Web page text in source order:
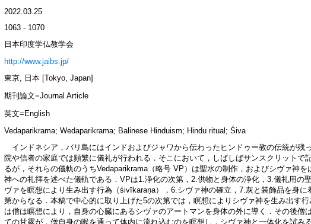
2022.03.25
1063 - 1070
日本印度学仏教学会
http://www.jaibs.jp/
東京, 日本 [Tokyo, Japan]
期刊論文=Journal Article
英文=English
Vedaparikrama; Wedaparikrama; Balinese Hinduism; Hindu ritual; Śiva
インドネシア，バリ島にはインドおよびジャワから伝わったヒンドゥー教の伝統が残
院や信者の家庭では頻繁に儀礼が行われる．そこにおいて，しばしばサンスクリットで
るが，それらの儀軌のうちVedaparikrama（略号 VP）は聖水の制作，およびシヴァ神を
神への礼拝を述べた儀軌である．VPは1.浄化の次第，2.供物と身体の浄化，3.儀礼用の
ヴァを瞑想により生み出す行為（śivīkaraṇa），6.シヴァ神の確立，7.灰と装飾品を身に
第からなる．本稿で中心的に取り上げた5の次第では，瞑想によりシヴァ神を生み出す
は僧は瞑想により，自身の心臓にあるシヴァのアートマンを身体の外に導く．その後僧
ての甘露が，僧自身の喉を通って体内に流れ込むのを瞑想し，シヴァ神と一体化を試み